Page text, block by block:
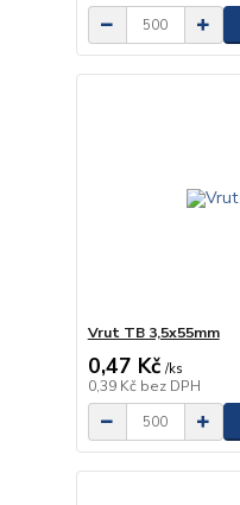
Vrut TB 3,5x55mm
0,47 Kč /ks
0,39 Kč bez DPH